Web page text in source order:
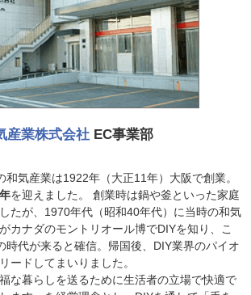
産業株式会社 EC事業部
和気産業は1922年（大正11年）大阪で創業。
を迎えました。 創業時は鍋や釜といった家庭
たが、1970年代（昭和40年代）に当時の和気
カナダのモントリオール博でDIYを知り、こ
時代が来ると確信。帰国後、DIY業界のパイオ
ードしてまいりました。
な暮らしを送るために生活者の立場で快適で